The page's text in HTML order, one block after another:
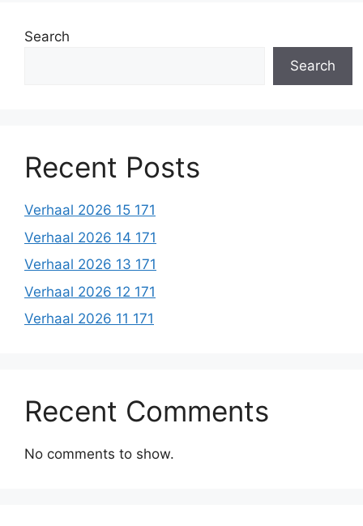
Search
Search
Recent Posts
Verhaal 2026 15 171
Verhaal 2026 14 171
Verhaal 2026 13 171
Verhaal 2026 12 171
Verhaal 2026 11 171
Recent Comments
No comments to show.